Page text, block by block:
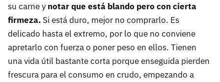
su carne y notar que está blando pero con cierta
firmeza. Si está duro, mejor no comprarlo. Es
delicado hasta el extremo, por lo que no conviene
apretarlo con fuerza o poner peso en ellos. Tienen
una vida útil bastante corta porque enseguida pierden
frescura para el consumo en crudo, empezando a